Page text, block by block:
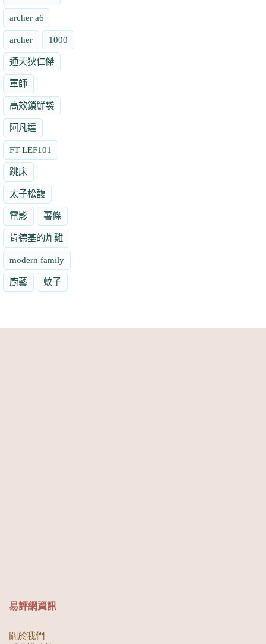
archer a6
archer 1000
通天狄仁傑
軍師
高效鎖鮮袋
阿凡達
FT-LEF101
跳床
太子松馥
電影 薯條
肯德基的炸雞
modern family
廚藝 蚊子
易評網資訊
關於我們